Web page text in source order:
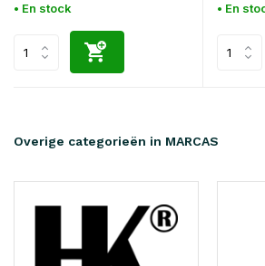
• En stock • En
Overige categorieën in MARCAS